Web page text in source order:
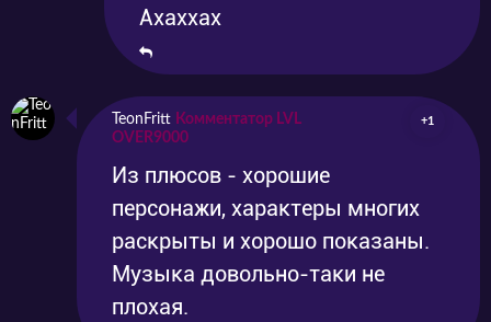
Ахаххах
TeonFritt Комментатор LVL
OVER9000
+1
Из плюсов - хорошие
персонажи, характеры многих
раскрыты и хорошо показаны.
Музыка довольно-таки не
плохая.